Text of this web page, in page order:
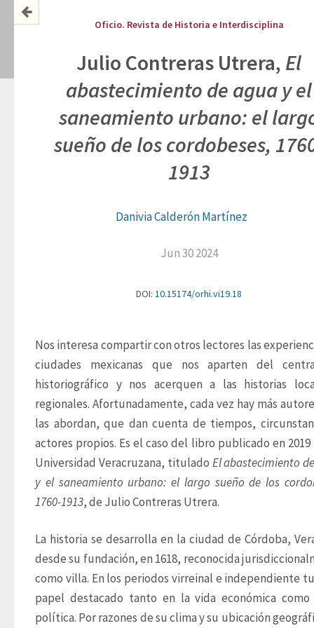
Oficio. Revista de Historia e Interdisciplina
Julio Contreras Utrera, El
abastecimiento de agua y el
saneamiento urbano: el
sueño de los cordobeses,
1913
Danivia Calderón Martínez
Jun 30 2024
DOI: 10.15174/orhi.vi19.18
Nos interesa compartir con otros lectores las
ciudades mexicanas que nos aparten del
historiográfico y nos acerquen a las historias
regionales. Afortunadamente, cada vez hay más
las abordan, que dan cuenta de tiempos,
actores propios. Es el caso del libro publicado en
Universidad Veracruzana, titulado El abastecimiento
y el saneamiento urbano: el largo sueño de los
1760-1913, de Julio Contreras Utrera.
La historia se desarrolla en la ciudad de Córdoba,
desde su fundación, en 1618, reconocida
como villa. En los periodos virreinal e independiente
papel destacado tanto en la vida económica
política. Por razones de su clima y su ubicación